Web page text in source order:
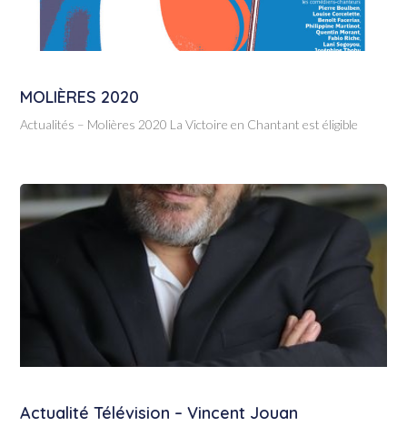
MOLIÈRES 2020
Actualités – Molières 2020 La Victoire en Chantant est éligible
Actualité Télévision – Vincent Jouan